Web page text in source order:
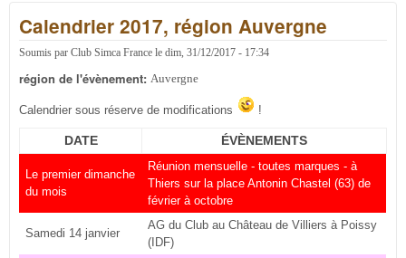
Calendrier 2017, région Auvergne
Soumis par Club Simca France le dim, 31/12/2017 - 17:34
région de l'évènement: Auvergne
Calendrier sous réserve de modifications !
DATE ÉVÈNEMENTS
Le premier dimanche
du mois
Réunion mensuelle - toutes marques - à
Thiers sur la place Antonin Chastel (63) de
février à octobre
Samedi 14 janvier
AG du Club au Château de Villiers à Poissy
(IDF)